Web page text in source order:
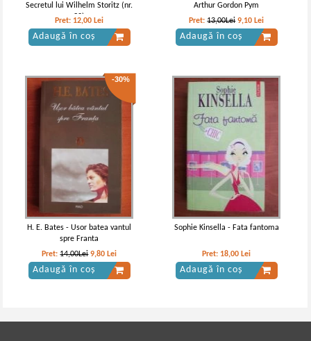
Secretul lui Wilhelm Storitz (nr.
32)
Pret: 12,00 Lei
Adaugă în coș
Arthur Gordon Pym
Pret:13,00Lei 9,10 Lei
Adaugă în coș
-30%
H. E. Bates - Usor batea vantul
spre Franta
Pret:14,00Lei 9,80 Lei
Adaugă în coș
Sophie Kinsella - Fata fantoma
Pret: 18,00 Lei
Adaugă în coș